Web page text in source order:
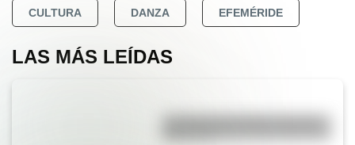
CULTURA DANZA EFEMÉRIDE
LAS MÁS LEÍDAS